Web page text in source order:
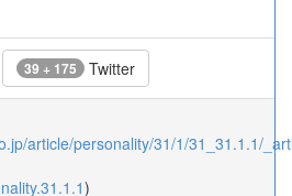
39 + 175 Twitter
article/personality/31/1/31_31.1.1/
)